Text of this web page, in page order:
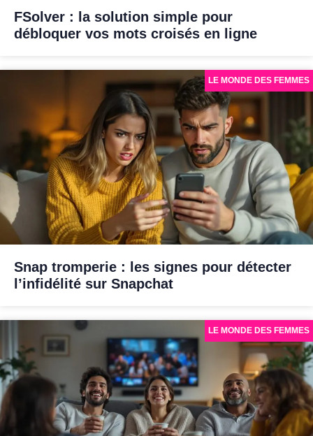
FSolver : la solution simple pour
débloquer vos mots croisés en ligne
Snap tromperie : les signes pour détecter
l’infidélité sur Snapchat
LE MONDE DES FEMMES
LE MONDE DES FEMMES